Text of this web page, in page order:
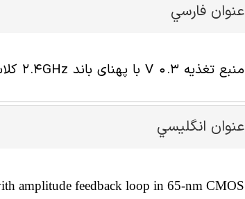
عنوان فارسي
منبع تغذیه 0.3 V با پهنای باند 2.4GHz کلاس C VCO IC با حلقه فیدبک دامنه در 65 nm CMOS
عنوان انگليسي
amplitude feedback loop in 65-nm CMOS